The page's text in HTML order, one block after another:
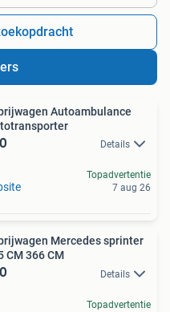
Autoambulance
Details
Topadvertentie
7 aug 26
Mercedes sprinter
CM 366 CM
Details
Topadvertentie